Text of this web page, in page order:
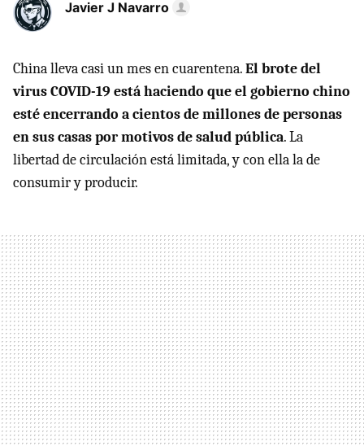
Javier J Navarro
China lleva casi un mes en cuarentena.El brote del
virus COVID-19 está haciendo que el gobierno chino
esté encerrando a cientos de millones de personas
en sus casas por motivos de salud pública. La
libertad de circulación está limitada, y con ella la de
consumir y producir.